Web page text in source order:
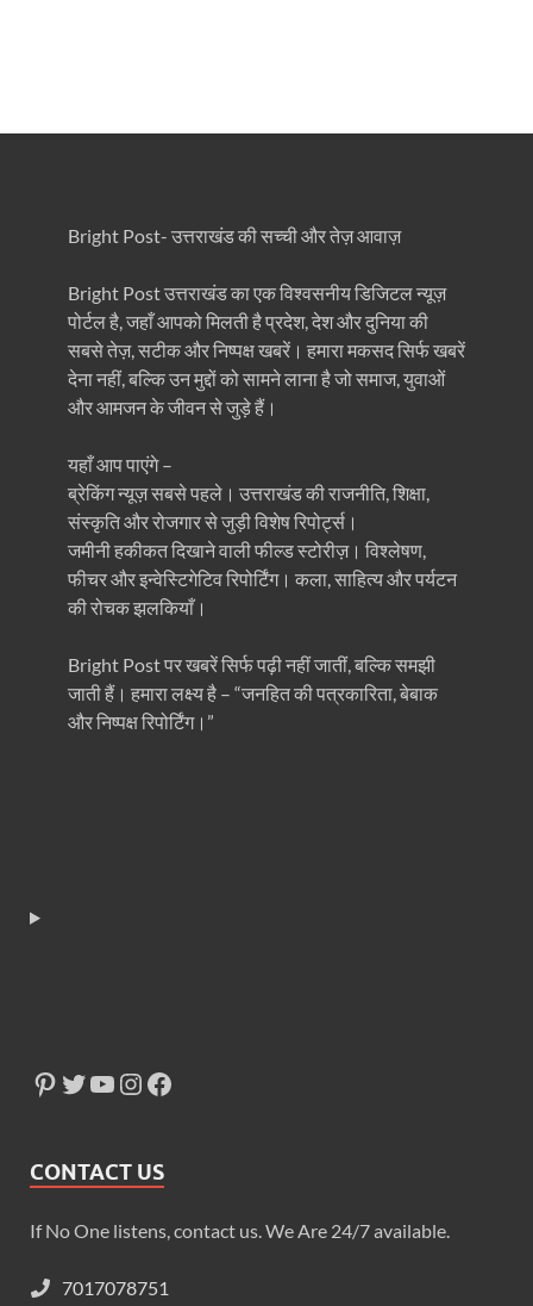
Bright Post- उत्तराखंड की सच्ची और तेज़ आवाज़
Bright Post उत्तराखंड का एक विश्वसनीय डिजिटल न्यूज़
पोर्टल है, जहाँ आपको मिलती है प्रदेश, देश और दुनिया की
सबसे तेज़, सटीक और निष्पक्ष खबरें। हमारा मकसद सिर्फ खबरें
देना नहीं, बल्कि उन मुद्दों को सामने लाना है जो समाज, युवाओं
और आमजन के जीवन से जुड़े हैं।
यहाँ आप पाएंगे –
ब्रेकिंग न्यूज़ सबसे पहले। उत्तराखंड की राजनीति, शिक्षा,
संस्कृति और रोजगार से जुड़ी विशेष रिपोर्ट्स।
जमीनी हकीकत दिखाने वाली फील्ड स्टोरीज़। विश्लेषण,
फीचर और इन्वेस्टिगेटिव रिपोर्टिंग। कला, साहित्य और पर्यटन
की रोचक झलकियाँ।
Bright Post पर खबरें सिर्फ पढ़ी नहीं जातीं, बल्कि समझी
जाती हैं। हमारा लक्ष्य है – “जनहित की पत्रकारिता, बेबाक
और निष्पक्ष रिपोर्टिंग।”
CONTACT US
If No One listens, contact us. We Are 24/7 available.
7017078751